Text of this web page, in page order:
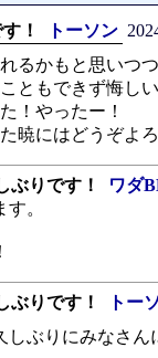
！ トーソン
るかもと思いつ
ともできず悔し
！やったー！
暁にはどうぞよ
ぶりです！
ワダ
。
ぶりです！
トー
しぶりにみなさ